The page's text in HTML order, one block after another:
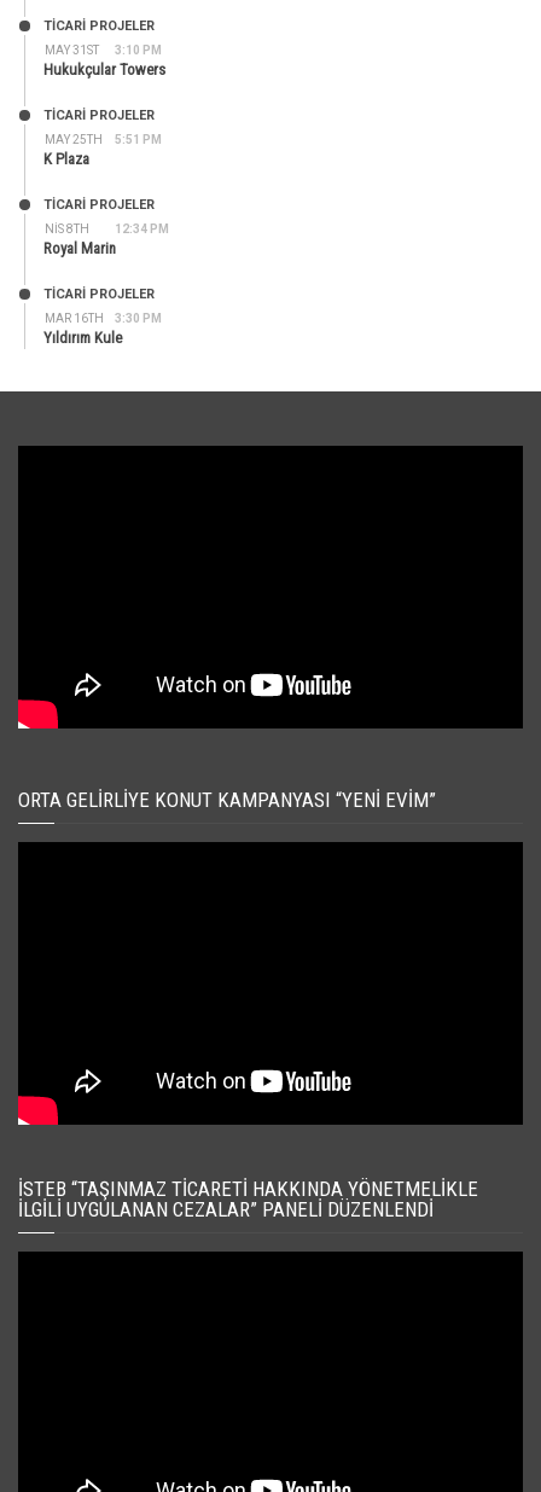
MAY 31ST 3:10 PM
TİCARİ PROJELER
Hukukçular Towers
MAY 25TH 5:51 PM
TİCARİ PROJELER
K Plaza
NIS 8TH 12:34 PM
TİCARİ PROJELER
Royal Marin
MAR 16TH 3:30 PM
TİCARİ PROJELER
Yıldırım Kule
ORTA GELIRLIYE KONUT KAMPANYASI “YENI EVIM”
İSTEB “TAŞINMAZ TICARETI HAKKINDA YÖNETMELIKLE
İLGILI UYGULANAN CEZALAR” PANELI DÜZENLENDI